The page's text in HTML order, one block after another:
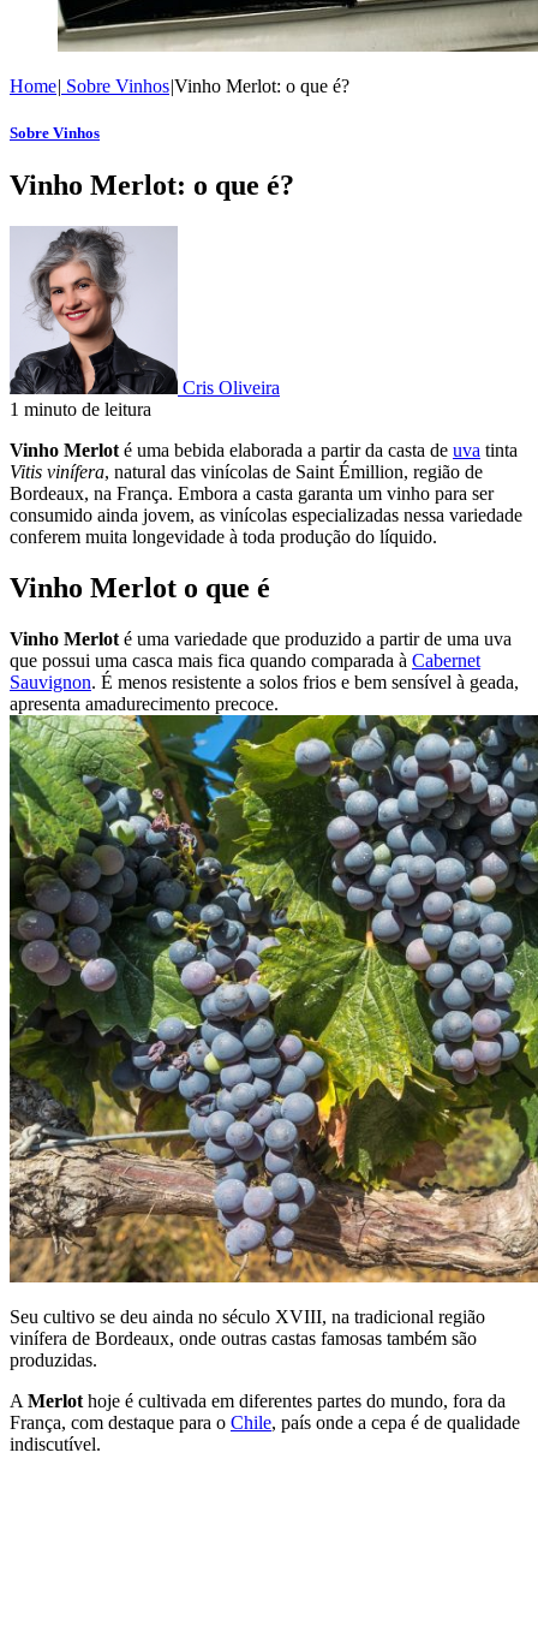
Home| Sobre Vinhos|Vinho Merlot: o que é?
Sobre Vinhos
Vinho Merlot: o que é?
Cris Oliveira
1 minuto de leitura
Vinho Merlot é uma bebida elaborada a partir da casta de uva tinta
Vitis vinífera, natural das vinícolas de Saint Émillion, região de
Bordeaux, na França. Embora a casta garanta um vinho para ser
consumido ainda jovem, as vinícolas especializadas nessa variedade
conferem muita longevidade à toda produção do líquido.
Vinho Merlot o que é
Vinho Merlot é uma variedade que produzido a partir de uma uva
que possui uma casca mais fica quando comparada à Cabernet
Sauvignon. É menos resistente a solos frios e bem sensível à geada,
apresenta amadurecimento precoce.
Seu cultivo se deu ainda no século XVIII, na tradicional região
vinífera de Bordeaux, onde outras castas famosas também são
produzidas.
A Merlot hoje é cultivada em diferentes partes do mundo, fora da
França, com destaque para o Chile, país onde a cepa é de qualidade
indiscutível.